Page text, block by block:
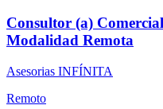
Consultor (a)
Modalidad Remota
Asesorias INFÍNITA
Remoto